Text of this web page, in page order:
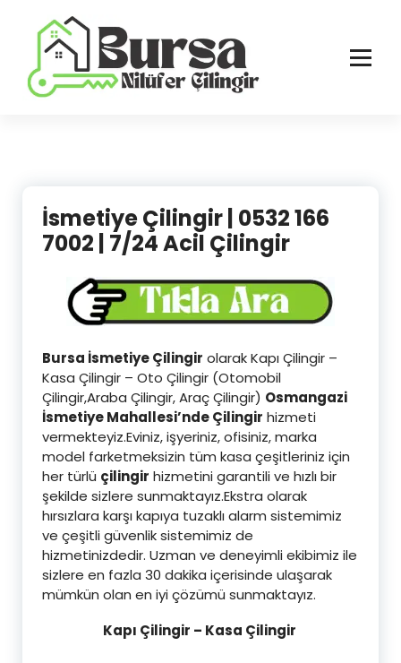
İsmetiye Çilingir | 0532 166
7002 | 7/24 Acil Çilingir
Bursa İsmetiye Çilingir olarak Kapı Çilingir –
Kasa Çilingir – Oto Çilingir (Otomobil
Çilingir,Araba Çilingir, Araç Çilingir) Osmangazi
İsmetiye Mahallesi’nde Çilingir hizmeti
vermekteyiz.Eviniz, işyeriniz, ofisiniz, marka
model farketmeksizin tüm kasa çeşitleriniz için
her türlü çilingir hizmetini garantili ve hızlı bir
şekilde sizlere sunmaktayız.Ekstra olarak
hırsızlara karşı kapıya tuzaklı alarm sistemimiz
ve çeşitli güvenlik sistemimiz de
hizmetinizdedir. Uzman ve deneyimli ekibimiz ile
sizlere en fazla 30 dakika içerisinde ulaşarak
mümkün olan en iyi çözümü sunmaktayız.
Kapı Çilingir – Kasa Çilingir